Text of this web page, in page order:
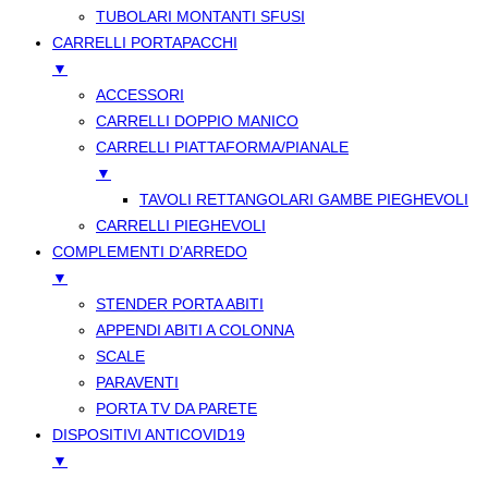
TUBOLARI MONTANTI SFUSI
CARRELLI PORTAPACCHI
▼
ACCESSORI
CARRELLI DOPPIO MANICO
CARRELLI PIATTAFORMA/PIANALE
▼
TAVOLI RETTANGOLARI GAMBE PIEGHEVOLI
CARRELLI PIEGHEVOLI
COMPLEMENTI D’ARREDO
▼
STENDER PORTA ABITI
APPENDI ABITI A COLONNA
SCALE
PARAVENTI
PORTA TV DA PARETE
DISPOSITIVI ANTICOVID19
▼